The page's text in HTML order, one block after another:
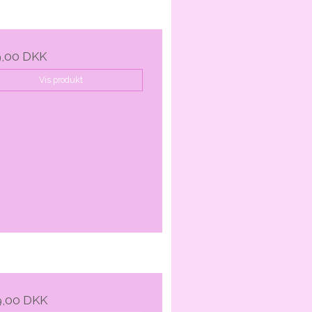
DKK
Vis produkt
DKK